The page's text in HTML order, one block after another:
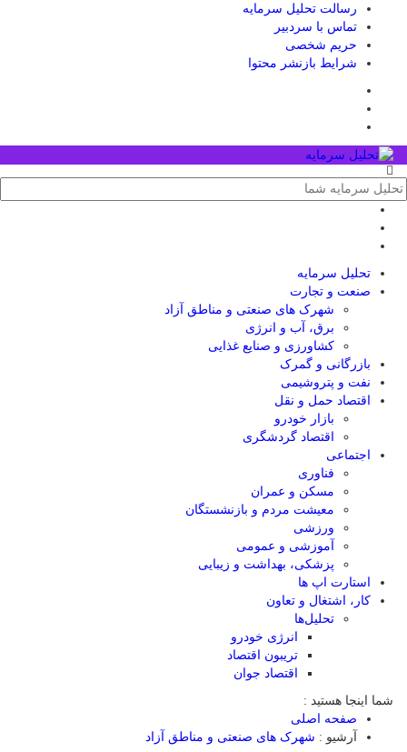
رسالت تحلیل سرمایه
تماس با سردبیر
حریم شخصی
شرایط بازنشر محتوا
تحلیل‌ سرمایه
صنعت و تجارت
شهرک های صنعتی و مناطق آزاد
برق، آب و انرژی
کشاورزی و صنایع غذایی
بازرگانی و گمرک
نفت و پتروشیمی
اقتصاد حمل و نقل
بازار خودرو
اقتصاد گردشگری
اجتماعی
فناوری
مسکن و عمران
معیشت مردم و بازنشستگان
ورزشی
آموزشی و عمومی
پزشکی، بهداشت و زیبایی
استارت اپ ها
کار، اشتغال و تعاون
تحلیل‌ها
انرژی خودرو
تریبون اقتصاد
اقتصاد جوان
شما اینجا هستید :
صفحه اصلی
آرشیو : شهرک های صنعتی و مناطق آزاد